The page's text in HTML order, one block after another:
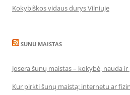
Kokybiškos vidaus durys Vilniuje
SUNU MAISTAS
Josera šunų maistas – kokybė, nauda
Kur pirkti šunų maistą: internetu ar